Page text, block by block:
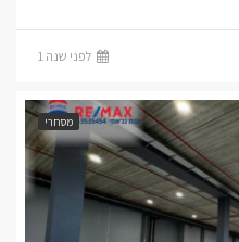
לפני שנה 1
מסחרי